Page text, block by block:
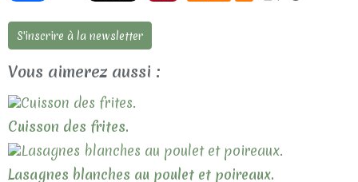
S'inscrire à la newsletter
Vous aimerez aussi :
Cuisson des frites.
Lasagnes blanches au poulet et poireaux.